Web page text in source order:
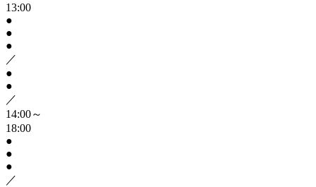
13:00
●
●
●
／
●
●
／
14:00～
18:00
●
●
●
／